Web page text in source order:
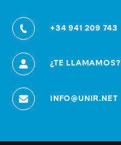
+34 941 209 743
¿TE LLAMAMOS?
INFO@UNIR.NET